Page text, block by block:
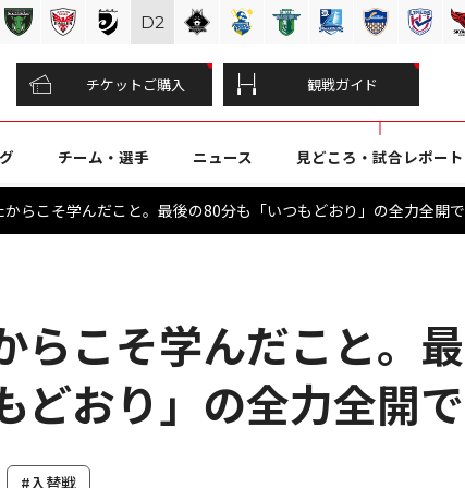
チケットご購入 観戦ガイド
チーム・選手 ニュース 見どころ・試合レポート
らこそ学んだこと。最後の80分も「いつもどおり」の全力全開で
らこそ学んだこと。最
どおり」の全力全開で
#入替戦
D2